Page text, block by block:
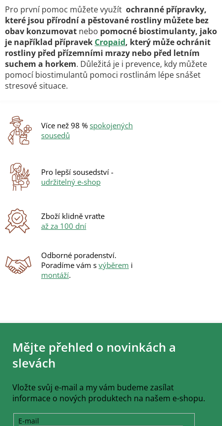
l
á
d
a
c
í
p
r
v
p
Pro první pomoc můžete využít ochranné přípravky,
které jsou přírodní a pěstované rostliny můžete bez
obav konzumovat nebo pomocné biostimulanty, jako
je například přípravek Cropaid, který může ochránit
rostliny před přízemními mrazy nebo před letním
suchem a horkem. Důležitá je i prevence, kdy můžete
pomocí biostimulantů pomoci rostlinám lépe snášet
stresové situace.
Více než 98 % spokojených
sousedů
Pro lepší sousedství -
udržitelný e-shop
Zboží klidně vraťte
až za 100 dní
Odborné poradenství.
Poradíme vám s výběrem i
montáží.
Z
Mějte přehled o novinkách a
slevách
Vložte svůj e-mail a my vám budeme zasílat
informace o nových produktech na našem e-shopu.
E-mail